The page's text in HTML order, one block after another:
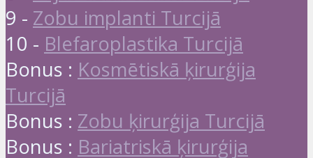
9 - Zobu implanti Turcijā
10 - Blefaroplastika Turcijā
Bonus : Kosmētiskā ķirurģija
Turcijā
Bonus : Zobu ķirurģija Turcijā
Bonus : Bariatriskā ķirurģija